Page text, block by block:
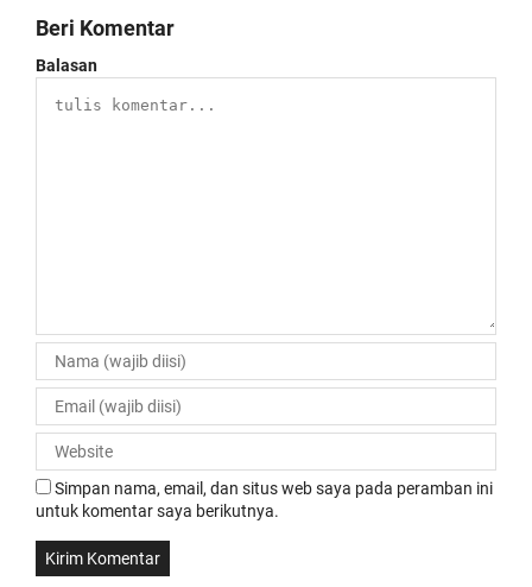
Beri Komentar
Balasan
Simpan nama, email, dan situs web saya pada peramban ini
untuk komentar saya berikutnya.